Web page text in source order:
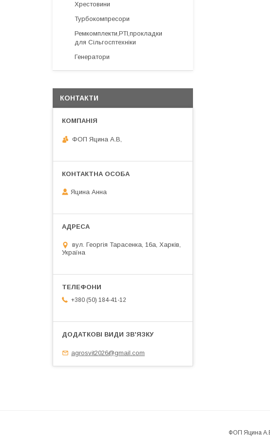
Хрестовини
Турбокомпресори
Ремкомплекти,РТІ,прокладки
для Сільгосптехніки
Генератори
КОНТАКТИ
ФОП Яцина А.В,
Яцина Анна
вул. Георгія Тарасенка, 16а, Харків,
Україна
+380 (50) 184-41-12
agrosvit2026@gmail.com